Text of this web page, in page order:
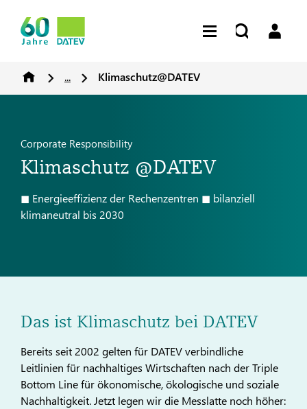
... Klimaschutz@DATEV
Corporate Responsibility
Klimaschutz @DATEV
◼ Energieeffizienz der Rechenzentren ◼ bilanziell
klimaneutral bis 2030
Das ist Klimaschutz bei DATEV
Bereits seit 2002 gelten für DATEV verbindliche
Leitlinien für nachhaltiges Wirtschaften nach der Triple
Bottom Line für ökonomische, ökologische und soziale
Nachhaltigkeit. Jetzt legen wir die Messlatte noch höher: